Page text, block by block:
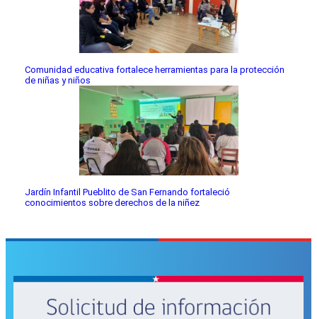
Comunidad educativa fortalece herramientas para la protección
de niñas y niños
Jardín Infantil Pueblito de San Fernando fortaleció
conocimientos sobre derechos de la niñez